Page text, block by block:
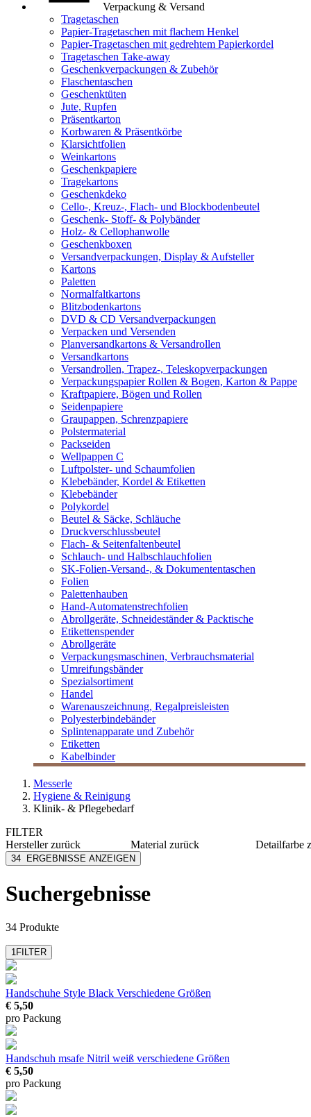
Verpackung & Versand
Tragetaschen
Papier-Tragetaschen mit flachem Henkel
Papier-Tragetaschen mit gedrehtem Papierkordel
Tragetaschen Take-away
Geschenkverpackungen & Zubehör
Flaschentaschen
Geschenktüten
Jute, Rupfen
Präsentkarton
Korbwaren & Präsentkörbe
Klarsichtfolien
Weinkartons
Geschenkpapiere
Tragekartons
Geschenkdeko
Cello-, Kreuz-, Flach- und Blockbodenbeutel
Geschenk- Stoff- & Polybänder
Holz- & Cellophanwolle
Geschenkboxen
Versandverpackungen, Display & Aufsteller
Kartons
Paletten
Normalfaltkartons
Blitzbodenkartons
DVD & CD Versandverpackungen
Verpacken und Versenden
Planversandkartons & Versandrollen
Versandkartons
Versandrollen, Trapez-, Teleskopverpackungen
Verpackungspapier Rollen & Bogen, Karton & Pappe
Kraftpapiere, Bögen und Rollen
Seidenpapiere
Graupappen, Schrenzpapiere
Polstermaterial
Packseiden
Wellpappen C
Luftpolster- und Schaumfolien
Klebebänder, Kordel & Etiketten
Klebebänder
Polykordel
Beutel & Säcke, Schläuche
Druckverschlussbeutel
Flach- & Seitenfaltenbeutel
Schlauch- und Halbschlauchfolien
SK-Folien-Versand-, & Dokumententaschen
Folien
Palettenhauben
Hand-Automatenstrechfolien
Abrollgeräte, Schneideständer & Packtische
Etikettenspender
Abrollgeräte
Verpackungsmaschinen, Verbrauchsmaterial
Umreifungsbänder
Spezialsortiment
Handel
Warenauszeichnung, Regalpreisleisten
Polyesterbindebänder
Splintenapparate und Zubehör
Etiketten
Kabelbinder
Messerle
Hygiene & Reinigung
Klinik- & Pflegebedarf
FILTER
Herstellerzurück
AMPri
Fripa
INTCO Synmax
mehr anzeigen
Material zurück
Vinyl
Detailfarbe
34 ERGEBNISSE ANZEIGEN
Suchergebnisse
34 Produkte
1FILTER
Handschuhe Style Black Verschiedene Größen
€ 5,50
pro Packung
Handschuh msafe Nitril weiß verschiedene Größen
€ 5,50
pro Packung